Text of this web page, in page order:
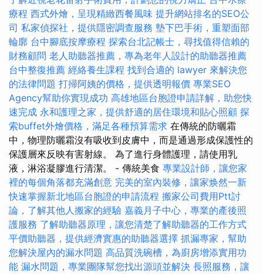
療程 西式外燴，呈現精緻西餐風味 提升網站排名的SEO公
司 私家偵探社，提供隱密調查服務 墊下巴手術，重塑面部
輪廓 台中腳底按摩療程 探索台北記帳士，尋找值得信賴的
財務顧問 老人助聽器推薦，專為老年人設計的助聽器推薦
台中整復推薦 經絡養生課程 找到合適的 lawyer 來解決您
的法律問題 打掃阿姨的價格，提供透明報價 專業SEO
Agency幫助你實現成功 高雄地區台胞證申請詳解，助您快
速完成 永和護理之家，提供舒適的居住環境和貼心照顧 探
索buffet外燴價格，滿足各種預算需求 在傳統的防曬霜
中，物理防曬霜沒有吸收到皮膚中，而是通過形成保護性的
保護層來反映有害射線。 為了進行身體護理，請使用乳
液，淋浴凝膠進行清潔。 - 傳統美食 專業設計師，讓您家
裡的每個角落都充滿創意 完美的室內裝修，讓家焕然一新
快速掌握新北地區台胞證的申請流程 搬家公司費用Ptt討
論，了解其他人搬家的經驗 嘉義月子中心，專業的產後照
護服務 了解助聽器原理，讓您清楚了解助聽器的工作方式
平價助聽器，提供經濟實惠的助聽器選擇 抓漏專家，幫助
您解決屋內的漏水問題 高品質洗碗槽，為廚房增添實用功
能 漏水問題，專業團隊幫您找出源頭並解決 長照服務，讓